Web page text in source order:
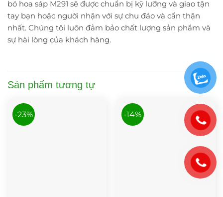
bó hoa sáp M291 sẽ được chuẩn bị kỹ lưỡng và giao tận
tay bạn hoặc người nhận với sự chu đáo và cẩn thận
nhất. Chúng tôi luôn đảm bảo chất lượng sản phẩm và
sự hài lòng của khách hàng.
Sản phẩm tương tự
-23% -14%